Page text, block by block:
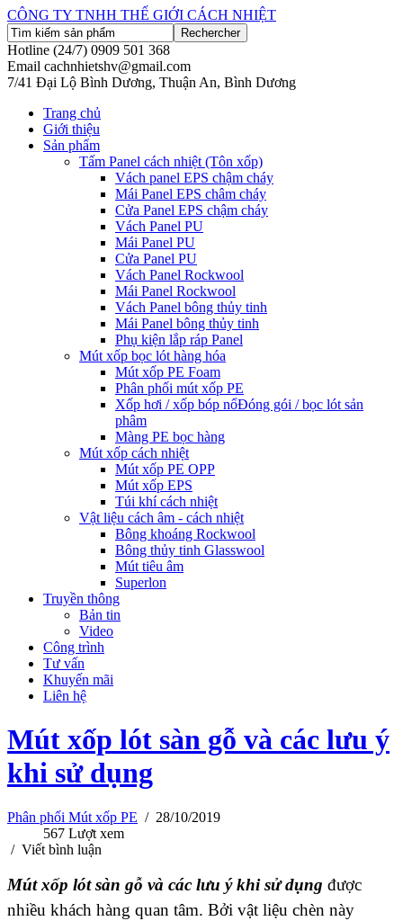
CÔNG TY TNHH THẾ GIỚI CÁCH NHIỆT
Hotline (24/7) 0909 501 368
Email cachnhietshv@gmail.com
7/41 Đại Lộ Bình Dương, Thuận An, Bình Dương
Trang chủ
Giới thiệu
Sản phẩm
Tấm Panel cách nhiệt (Tôn xốp)
Vách panel EPS chậm cháy
Mái Panel EPS châm cháy
Cửa Panel EPS chậm cháy
Vách Panel PU
Mái Panel PU
Cửa Panel PU
Vách Panel Rockwool
Mái Panel Rockwool
Vách Panel bông thủy tinh
Mái Panel bông thủy tinh
Phụ kiện lắp ráp Panel
Mút xốp bọc lót hàng hóa
Mút xốp PE Foam
Phân phối mút xốp PE
Xốp hơi / xốp bóp nổĐóng gói / bọc lót sản
phâm
Màng PE bọc hàng
Mút xốp cách nhiệt
Mút xốp PE OPP
Mút xốp EPS
Túi khí cách nhiệt
Vật liệu cách âm - cách nhiệt
Bông khoáng Rockwool
Bông thủy tinh Glasswool
Mút tiêu âm
Superlon
Truyền thông
Bản tin
Video
Công trình
Tư vấn
Khuyến mãi
Liên hệ
Mút xốp lót sàn gỗ và các lưu ý
khi sử dụng
Phân phối Mút xốp PE / 28/10/2019
567 Lượt xem
/ Viết bình luận
Mút xốp lót sàn gỗ và các lưu ý khi sử dụng được
nhiều khách hàng quan tâm. Bởi vật liệu chèn này